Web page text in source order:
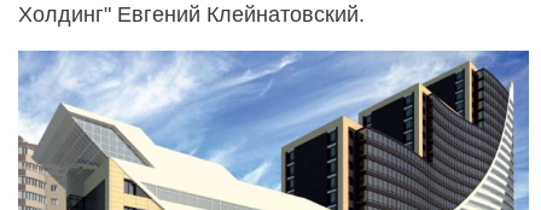
Холдинг" Евгений Клейнатовский.